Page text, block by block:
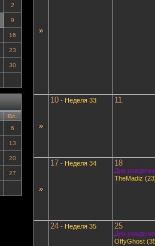
2
9
16
23
30
Вс.
6
13
20
27
»
»
10- Неделя 33 11
»
17- Неделя 34 18
Дни
TheMadiz
24- Неделя 35 25
Дни
OffyGhost